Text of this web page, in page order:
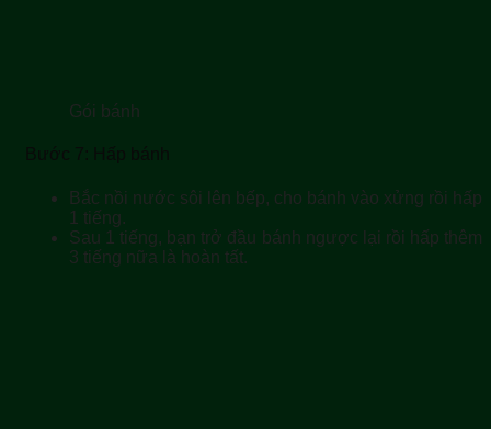
Gói bánh
Bước 7: Hấp bánh
Bắc nồi nước sôi lên bếp, cho bánh vào xửng rồi hấp
1 tiếng.
Sau 1 tiếng, bạn trở đầu bánh ngược lại rồi hấp thêm
3 tiếng nữa là hoàn tất.